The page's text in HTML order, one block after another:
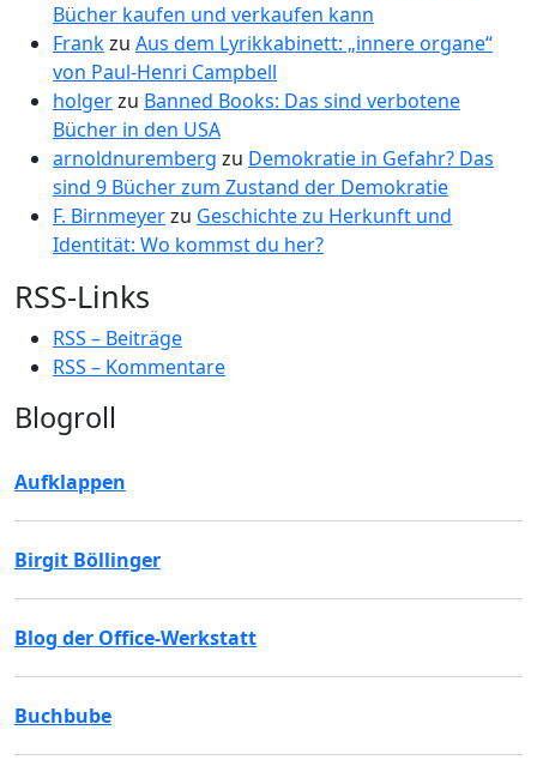
Bücher kaufen und verkaufen kann
Frankzu Aus dem Lyrikkabinett: „innere organe“
von Paul-Henri Campbell
holgerzu Banned Books: Das sind verbotene
Bücher in den USA
arnoldnuremberg zu Demokratie in Gefahr? Das
sind 9 Bücher zum Zustand der Demokratie
F. Birnmeyerzu Geschichte zu Herkunft und
Identität: Wo kommst du her?
RSS-Links
RSS – Beiträge
RSS – Kommentare
Blogroll
Aufklappen
Birgit Böllinger
Blog der Office-Werkstatt
Buchbube